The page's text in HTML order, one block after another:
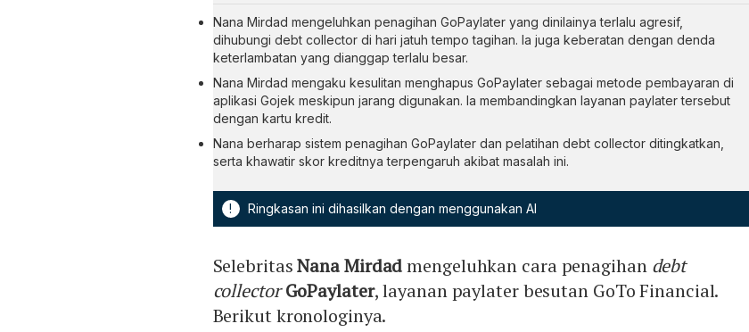
Nana Mirdad mengeluhkan penagihan GoPaylater yang dinilainya terlalu agresif,
dihubungi debt collector di hari jatuh tempo tagihan. Ia juga keberatan dengan denda
keterlambatan yang dianggap terlalu besar.
Nana Mirdad mengaku kesulitan menghapus GoPaylater sebagai metode pembayaran di
aplikasi Gojek meskipun jarang digunakan. Ia membandingkan layanan paylater tersebut
dengan kartu kredit.
Nana berharap sistem penagihan GoPaylater dan pelatihan debt collector ditingkatkan,
serta khawatir skor kreditnya terpengaruh akibat masalah ini.
! Ringkasan ini dihasilkan dengan menggunakan AI
SelebritasNana Mirdadmengeluhkan cara penagihan debt
collector GoPaylater, layanan paylater besutan GoTo Financial.
Berikut kronologinya.